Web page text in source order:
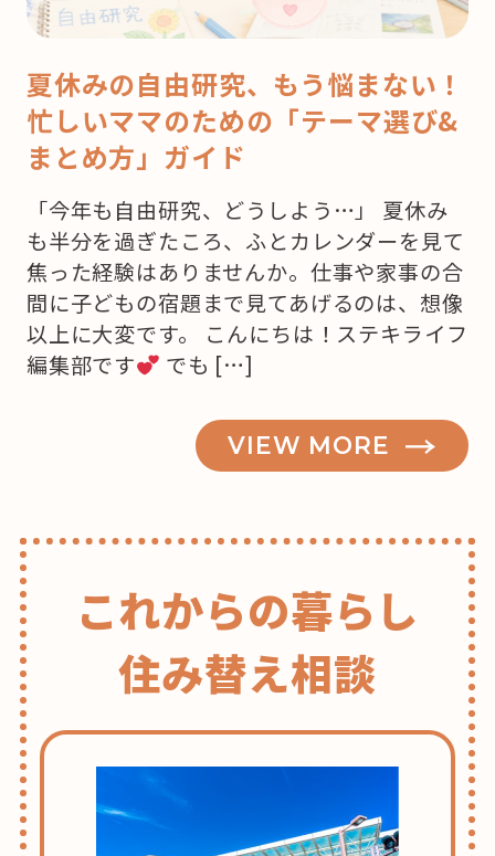
夏休みの自由研究、もう悩まない！
忙しいママのための「テーマ選び&
まとめ方」ガイド
「今年も自由研究、どうしよう…」 夏休み
も半分を過ぎたころ、ふとカレンダーを見て
焦った経験はありませんか。仕事や家事の合
間に子どもの宿題まで見てあげるのは、想像
以上に大変です。 こんにちは！ステキライフ
編集部です
でも […]
VIEW MORE
これからの暮らし
住み替え相談